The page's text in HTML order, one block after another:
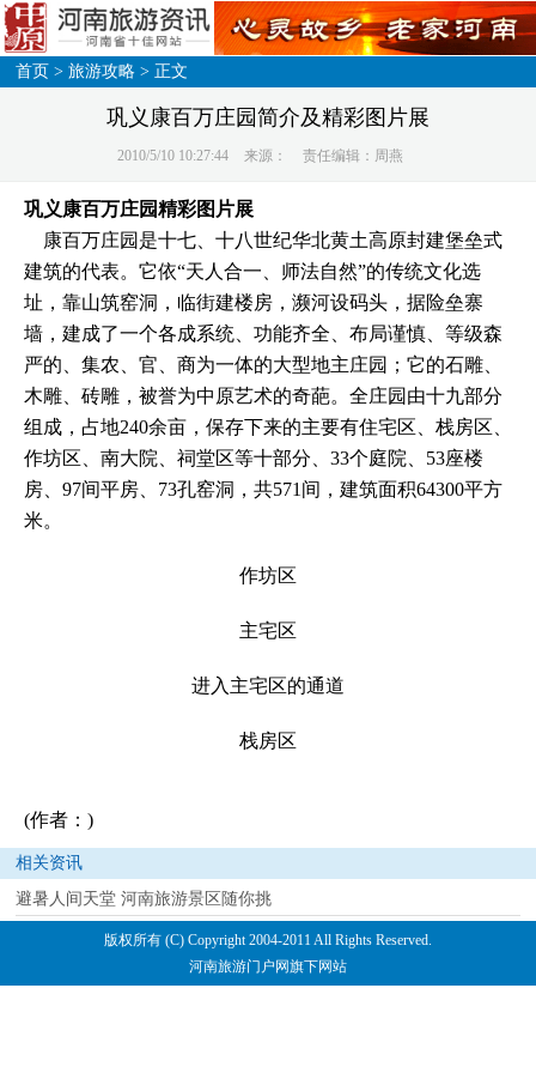
首页 >旅游攻略 > 正文
巩义康百万庄园简介及精彩图片展
2010/5/10 10:27:44 来源： 责任编辑：周燕
巩义康百万庄园精彩图片展
康百万庄园是十七、十八世纪华北黄土高原封建堡垒式
建筑的代表。它依“天人合一、师法自然”的传统文化选
址，靠山筑窑洞，临街建楼房，濒河设码头，据险垒寨
墙，建成了一个各成系统、功能齐全、布局谨慎、等级森
严的、集农、官、商为一体的大型地主庄园；它的石雕、
木雕、砖雕，被誉为中原艺术的奇葩。全庄园由十九部分
组成，占地240余亩，保存下来的主要有住宅区、栈房区、
作坊区、南大院、祠堂区等十部分、33个庭院、53座楼
房、97间平房、73孔窑洞，共571间，建筑面积64300平方
米。
作坊区
主宅区
进入主宅区的通道
栈房区
(作者：)
相关资讯
避暑人间天堂 河南旅游景区随你挑
版权所有 (C) Copyright 2004-2011 All Rights Reserved.
河南旅游门户网旗下网站